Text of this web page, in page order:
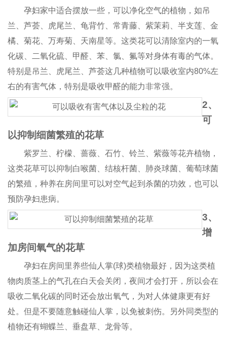
孕妇家中适合摆放一些，可以净化空气的植物，如吊
兰、芦荟、虎尾兰、龟背竹、常青藤、紫茉莉、半支莲、金
橘、菊花、万寿菊、天南星等。这类花可以清除室内的一氧
化碳、二氧化硫、甲醛、苯、氯、氟等对身体有毒的气体。
特别是吊兰、虎尾兰、芦荟这几种植物可以吸收室内80%左
右的有害气体，特别是吸收甲醛的能力非常强。
2、
可
以抑制细菌繁殖的花草
紫罗兰、柠檬、蔷薇、石竹、铃兰、紫薇等花卉植物，
这类花草可以抑制白喉菌、结核杆菌、肺炎球菌、葡萄球菌
的繁殖，种养在房间里可以对空气起到杀菌的功效，也可以
预防孕妇患病。
3、
增
加房间氧气的花草
孕妇在房间里养些仙人掌(球)类植物最好，因为这类植
物肉质茎上的气孔在白天会关闭，夜间才会打开，所以会在
吸收二氧化碳的同时还会放出氧气，为对人体健康更有好
处。但是不要随意触碰仙人掌，以免被刺伤。另外同类型的
植物还有蝴蝶兰、垂盘草、龙骨等。